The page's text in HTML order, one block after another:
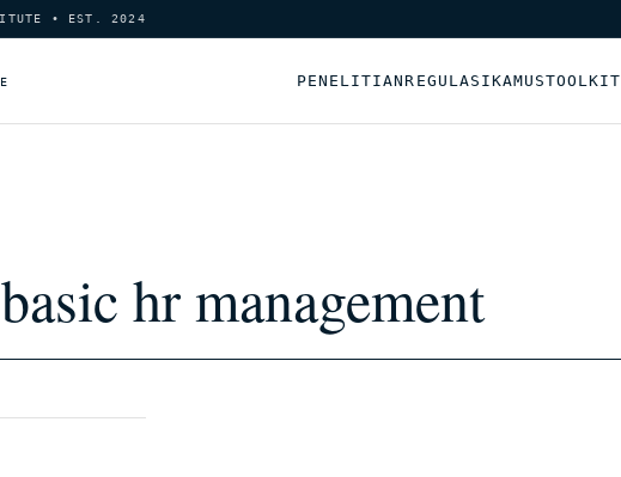
• EST. 2024
PENELITIANREGULASIKAMUSTOOLKIT
hr management